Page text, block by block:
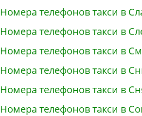
Номера телефонов такси в
Номера телефонов такси в
Номера телефонов такси в
Номера телефонов такси в
Номера телефонов такси в
Номера телефонов такси в